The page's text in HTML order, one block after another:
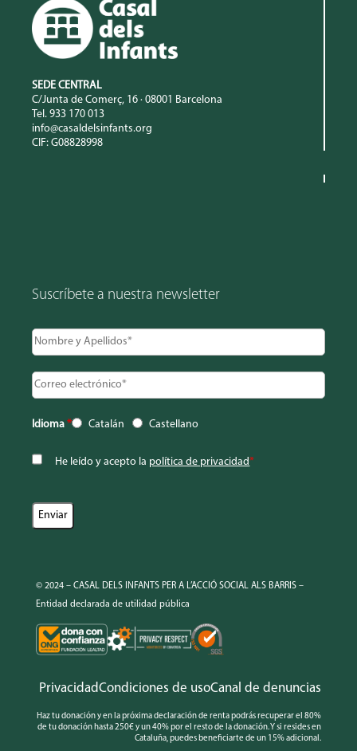
SEDE CENTRAL
C/Junta de Comerç, 16 · 08001 Barcelona
Tel. 933 170 013
info@casaldelsinfants.org
CIF: G08828998
Suscríbete a nuestra newsletter
Idioma * Catalán Castellano
He leído y acepto la política de privacidad*
© 2024 – CASAL DELS INFANTS PER A L’ACCIÓ SOCIAL ALS BARRIS –
Entidad declarada de utilidad pública
PrivacidadCondiciones de usoCanal de denuncias
Haz tu donación y en la próxima declaración de renta podrás recuperar el 80%
de tu donación hasta 250€ y un 40% por el resto de la donación. Y si resides en
Cataluña, puedes beneficiarte de un 15% adicional.